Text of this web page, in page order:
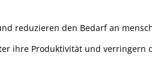
reduzieren den Bedarf an
ihre Produktivität und verringern